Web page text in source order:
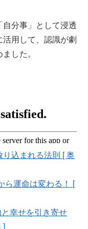
自分事」として浸透
用して、認識が劇
した。
込まれる法則 [ 奥
ら運命は変わる！ [
幸せを引き寄せ
]